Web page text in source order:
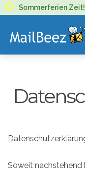
EMAIL
Soweit nachstehend
Sommerferien